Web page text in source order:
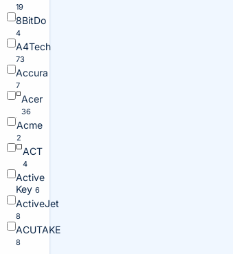
19
8BitDo
4
A4Tech
73
Accura
7
Acer
36
Acme
2
ACT
4
Active
Key 6
ActiveJet
8
ACUTAKE
8